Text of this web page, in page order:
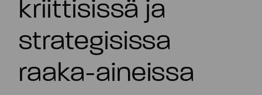
kriittisissä ja
strategisissa
raaka-aineissa